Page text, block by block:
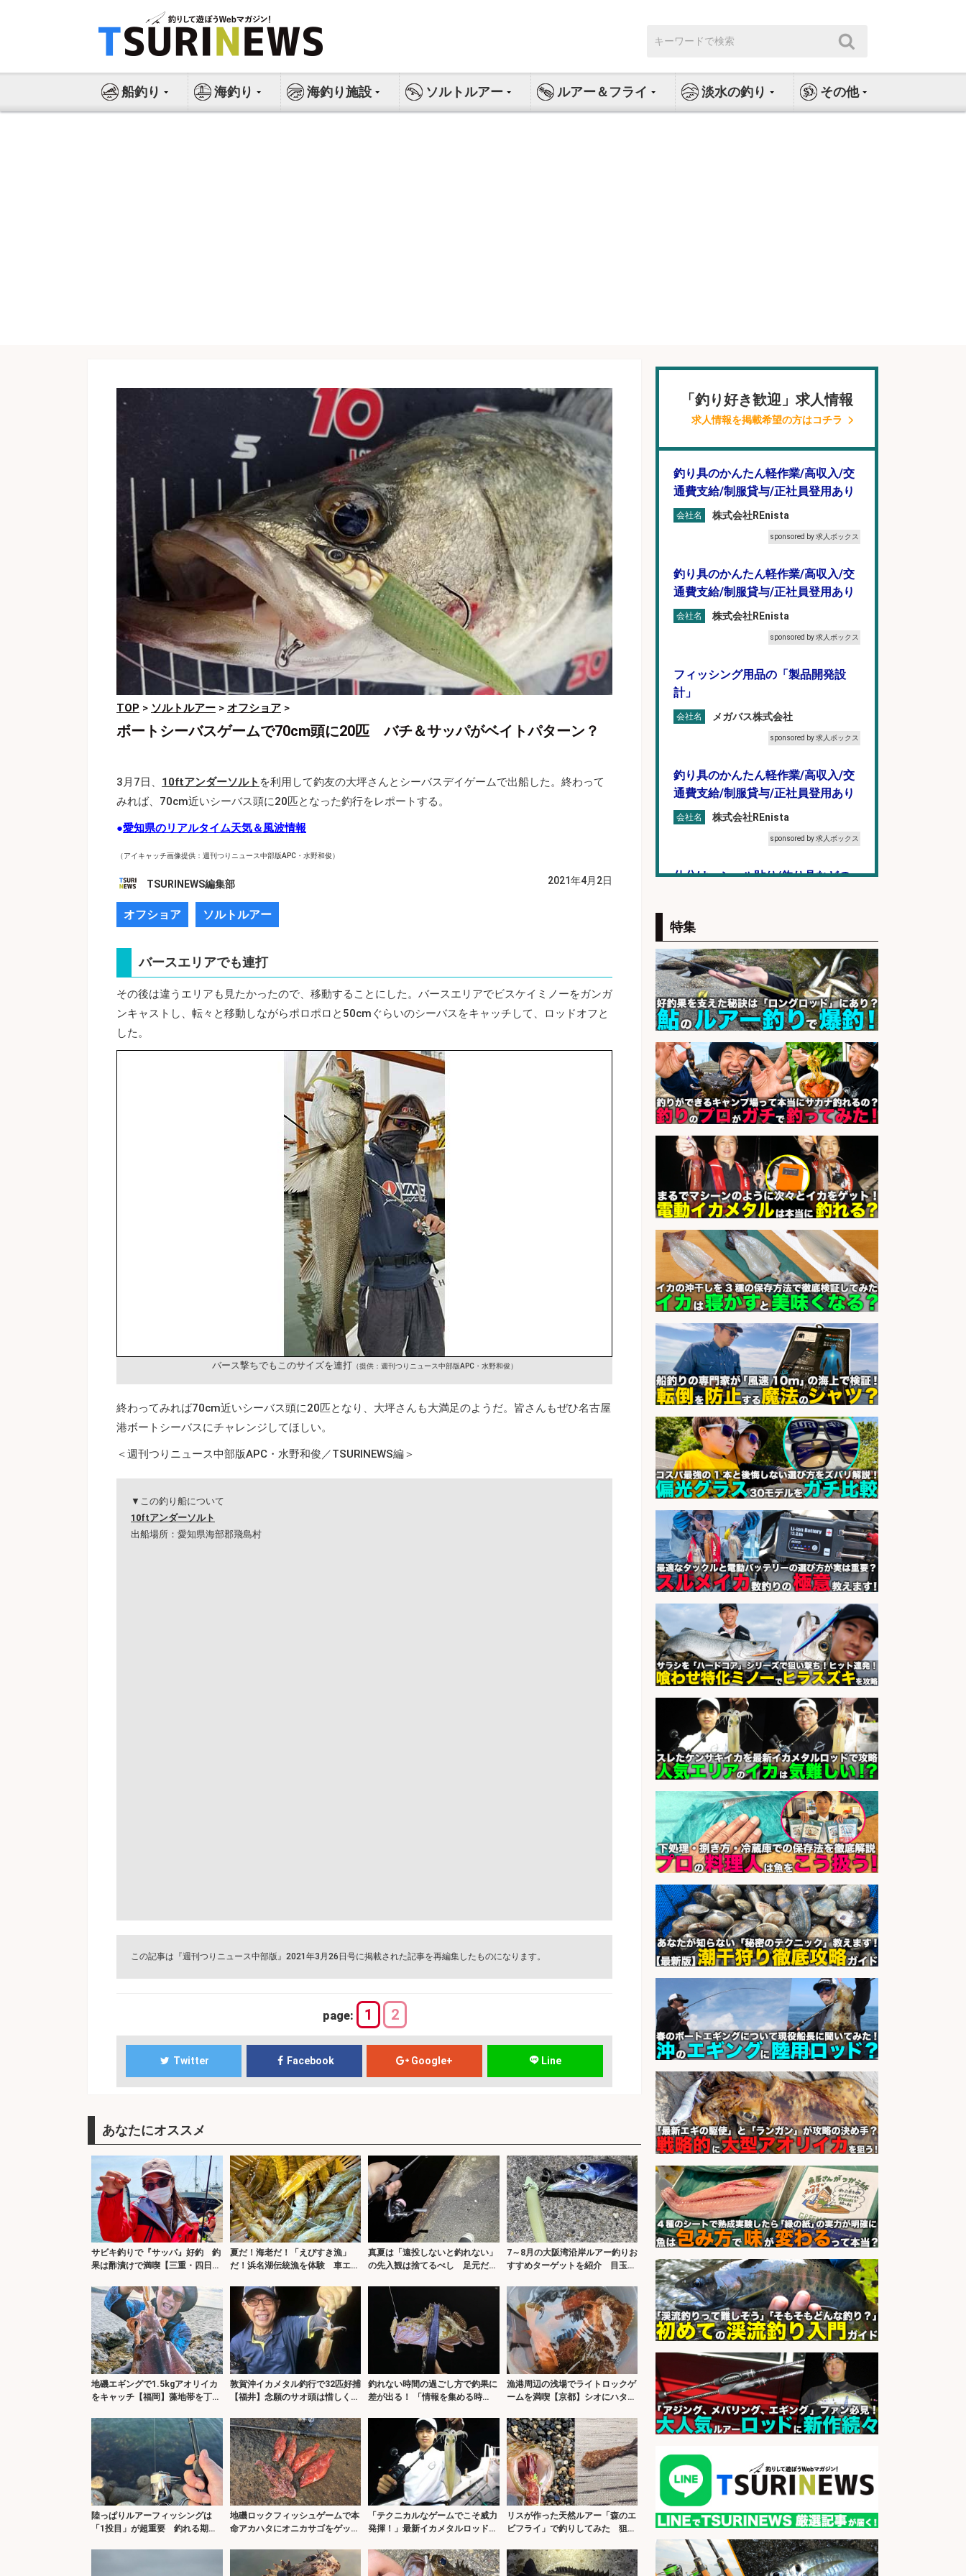
ス
索:
船釣り 海釣り 海釣り施設 ソルトルアー ルアー＆フライ 淡水の釣り その他
TOP > ソルトルアー > オフショア >
ボートシーバスゲームで70cm頭に20匹 バチ＆サッパがベイトパターン？
3月7日、 10ftアンダーソルト を利用して釣友の大坪さんとシーバスデイゲームで出船した。終わって
みれば、70cm近いシーバス頭に20匹となった釣行をレポートする。
●愛知県のリアルタイム天気＆風波情報
（アイキャッチ画像提供：週刊つりニュース中部版APC・水野和俊）
TSURINEWS編集部 2021年4月2日
オフショア ソルトルアー
バースエリアでも連打
その後は違うエリアも見たかったので、移動することにした。バースエリアでビスケイミノーをガンガ
ンキャストし、転々と移動しながらポロポロと50cmぐらいのシーバスをキャッチして、ロッドオフと
した。
バース撃ちでもこのサイズを連打 （提供：週刊つりニュース中部版APC・水野和俊）
終わってみれば70cm近いシーバス頭に20匹となり、大坪さんも大満足のようだ。皆さんもぜひ名古屋
港ボートシーバスにチャレンジしてほしい。
＜週刊つりニュース中部版APC・水野和俊／TSURINEWS編＞
▼この釣り船について
10ftアンダーソルト
出船場所：愛知県海部郡飛島村
この記事は『週刊つりニュース中部版』2021年3月26日号に掲載された記事を再編集したものになります。
page: 1 2
Twitter Facebook Google+ Line
あなたにオススメ
サビキ釣りで『サッパ』好釣 釣
果は酢漬けで満喫【三重・四日市
夏だ！海老だ！「えびすき漁」
だ！浜名湖伝統漁を体験 車エビ
真夏は「遠投しないと釣れない」
の先入観は捨てるべし 足元だけ
7～8月の大阪湾沿岸ルアー釣りお
すすめターゲットを紹介 目玉は
地磯エギングで1.5kgアオリイカ
をキャッチ【福岡】藻地帯を丁寧
敦賀沖イカメタル釣行で32匹好捕
【福井】念願のサオ頭は惜しくも
釣れない時間の過ごし方で釣果に
差が出る！ 「情報を集める時
漁港周辺の浅場でライトロックゲ
ームを満喫【京都】シオにハタ類
陸っぱりルアーフィッシングは
「1投目」が超重要 釣れる期待
地磯ロックフィッシュゲームで本
命アカハタにオニカサゴをゲッ
「テクニカルなゲームでこそ威力
発揮！」最新イカメタルロッドで
リスが作った天然ルアー「森のエ
ビフライ」で釣りしてみた 狙い
「釣り好き歓迎」求人情報
求人情報を掲載希望の方はコチラ
釣り具のかんたん軽作業/高収入/交
通費支給/制服貸与/正社員登用あり
会社名 株式会社REnista
sponsored by 求人ボックス
釣り具のかんたん軽作業/高収入/交
通費支給/制服貸与/正社員登用あり
会社名 株式会社REnista
sponsored by 求人ボックス
フィッシング用品の「製品開発設
計」
会社名 メガバス株式会社
sponsored by 求人ボックス
釣り具のかんたん軽作業/高収入/交
通費支給/制服貸与/正社員登用あり
会社名 株式会社REnista
sponsored by 求人ボックス
仕分け・シール貼り/釣り具などの
会社名
和食, 日本料理・懐石料理/店長・店
長候補/本物を知る大人の隠れ家!魚
の価値を上げ、地域を元気に!店長候
補募集
会社名 酒場あらかぶ 酒場あらかぶ
sponsored by 求人ボックス
和食, 居酒屋/キッチンスタッフ/天草
正社員募集
会社名
天草の魚と馬刺しの店 魚粋 天草
の魚と馬刺しの店 魚粋
sponsored by 求人ボックス
福岡「現場監督」/釣り好き歓迎/残
業10時間/経験者歓迎
会社名 広松久水産株式会社
sponsored by 求人ボックス
倉庫での釣り用品の軽作業スタッ
フ/未経験歓迎/交通費支給/制服貸
与/正社員登用あり
会社名 株式会社REnista
sponsored by 求人ボックス
和食, 日本料理・懐石料理/店長・店
長候補/旬と手作りにこだわる!さか
なの価値を上げ、地域を元気に!店長
候補募集
会社名 博多 華吉 博多 華吉
sponsored by 求人ボックス
さらに求人情報を見る
特集